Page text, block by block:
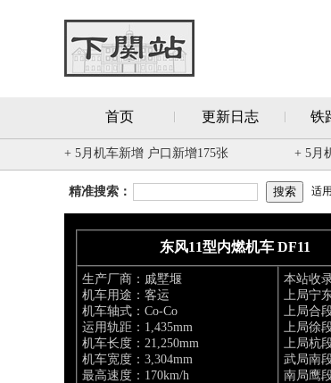
首页 更新日志 铁
+ 5月机车新增 户口新增175张 + 5月
精准搜索： 适
东风11型内燃机车 DF11
生产厂商：戚墅堰
机车用途：客运
机车轴式：Co-Co
运用轨距：1,435mm
机车长度：21,250mm
机车宽度：3,304mm
最高速度：170km/h
本站收
上局宁
上局合
上局徐
上局杭
武局南
南局鹰